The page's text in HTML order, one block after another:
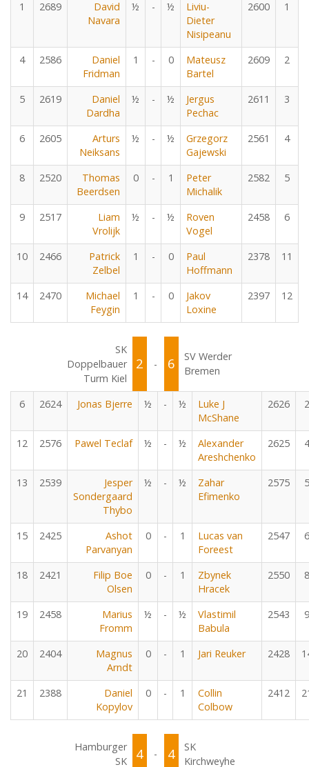
1 2689
David
Navara
½ - ½
Liviu-
Dieter
Nisipeanu
2600 1
4 2586
Daniel
Fridman
1 - 0
Mateusz
Bartel
2609 2
5 2619
Daniel
Dardha
½ - ½
Jergus
Pechac
2611 3
6 2605
Arturs
Neiksans
½ - ½
Grzegorz
Gajewski
2561 4
8 2520
Thomas
Beerdsen
0 - 1
Peter
Michalik
2582 5
9 2517
Liam
Vrolijk
½ - ½
Roven
Vogel
2458 6
10 2466
Patrick
Zelbel
1 - 0
Paul
Hoffmann
2378 11
14 2470
Michael
Feygin
1 - 0
Jakov
Loxine
2397 12
SK
Doppelbauer
Turm Kiel
2 - 6
SV Werder
Bremen
6 2624 Jonas Bjerre ½ - ½
Luke J
McShane
2626 2
12 2576 Pawel Teclaf ½ - ½
Alexander
Areshchenko
2625 4
13 2539
Jesper
Sondergaard
Thybo
½ - ½
Zahar
Efimenko
2575 5
15 2425
Ashot
Parvanyan
0 - 1
Lucas van
Foreest
2547 6
18 2421
Filip Boe
Olsen
0 - 1
Zbynek
Hracek
2550 8
19 2458
Marius
Fromm
½ - ½
Vlastimil
Babula
2543 9
20 2404
Magnus
Arndt
0 - 1 Jari Reuker 2428
21 2388
Daniel
Kopylov
0 - 1
Collin
Colbow
2412
Hamburger
SK
4 - 4
SK
Kirchweyhe